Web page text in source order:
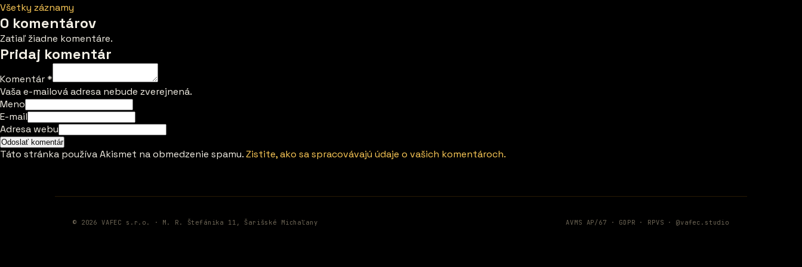
Všetky záznamy
0 komentárov
Zatiaľ žiadne komentáre.
Pridaj komentár
Komentár*
Vaša e-mailová adresa nebude zverejnená.
Meno
E-mail
Adresa webu
Táto stránka používa Akismet na obmedzenie spamu.Zistite, ako sa spracovávajú údaje o vašich komentároch.
© 2026 VAFEC s.r.o. · M. R. Štefánika 11, Šarišské Michaľany AVMS AP/67 · GDPR · RPVS ·@vafec.studio